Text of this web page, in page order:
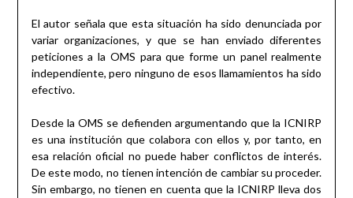
El autor señala que esta situación ha sido denunciada por
variar organizaciones, y que se han enviado diferentes
peticiones a la OMS para que forme un panel realmente
independiente, pero ninguno de esos llamamientos ha sido
efectivo.
Desde la OMS se defienden argumentando que la ICNIRP
es una institución que colabora con ellos y, por tanto, en
esa relación oficial no puede haber conflictos de interés.
De este modo, no tienen intención de cambiar su proceder.
Sin embargo, no tienen en cuenta que la ICNIRP lleva dos